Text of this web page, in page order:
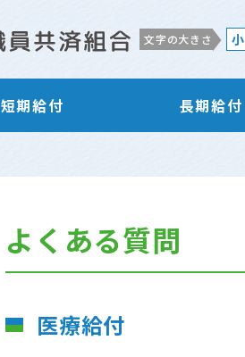
文字の大きさ 小
短期給付 長期給付
よくある質問
医療給付